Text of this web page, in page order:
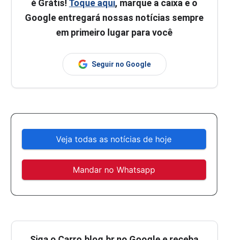
é Grátis! Toque aqui, marque a caixa e o
Google entregará nossas notícias sempre
em primeiro lugar para você
Seguir no Google
Veja todas as notícias de hoje
Mandar no Whatsapp